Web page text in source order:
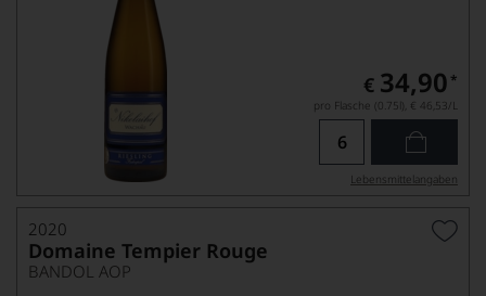
€ 34,90 *
pro Flasche (0.75l), € 46,53/L
Lebensmittel­angaben
2020
Domaine Tempier Rouge
BANDOL AOP